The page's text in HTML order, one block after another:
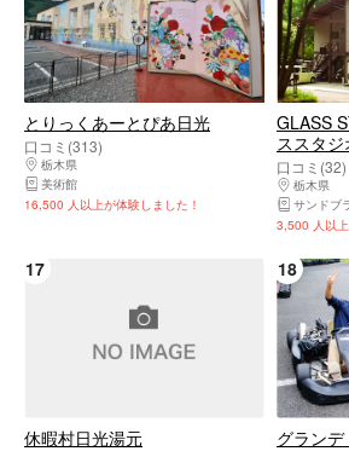
とりっくあーとぴあ日光
口コミ(313)
栃木県
日光市・奥日光・中禅寺湖・霧降高原・鬼怒川
美術館
16,500 人以上が体験しました！
GLASS
ススタジ
口コミ(32)
栃木県
サンドブ
3,500 人以
17
休暇村日光湯元
18
グラン